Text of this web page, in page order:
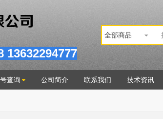
13632294777
查询 公司简介 联系我们 技术资讯